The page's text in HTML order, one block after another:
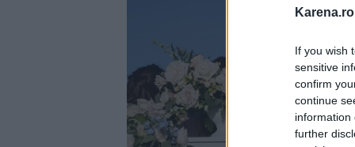
If you wish
sensitive
confirm
continue
information
further